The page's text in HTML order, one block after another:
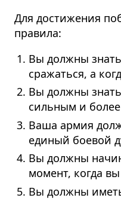
Для достижения
правила:
Вы должны
сражаться, а
Вы должны
сильным и
Ваша армия
единый боевой
Вы должны
момент, когда
Вы должны